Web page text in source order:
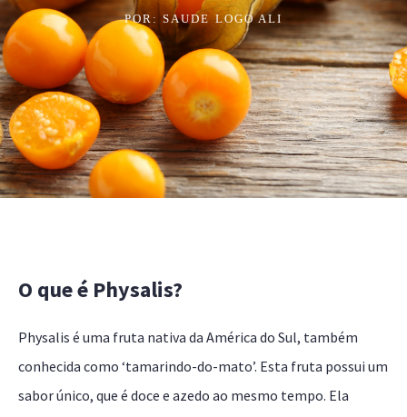
POR: SAUDE LOGO ALI
O que é Physalis?
Physalis é uma fruta nativa da América do Sul, também
conhecida como ‘tamarindo-do-mato’. Esta fruta possui um
sabor único, que é doce e azedo ao mesmo tempo. Ela